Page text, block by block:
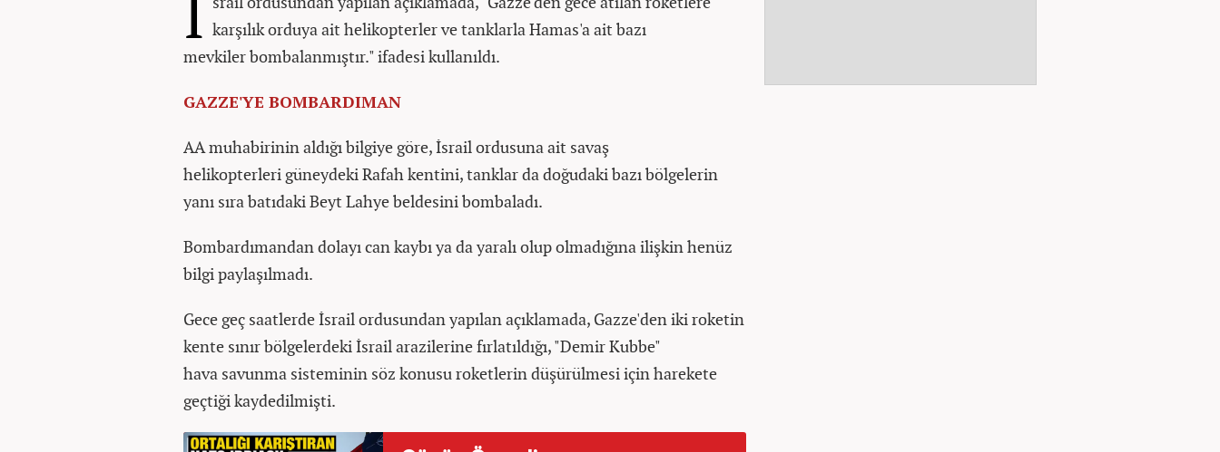
karşılık orduya ait helikopterler ve tanklarla Hamas'a ait bazı
mevkiler bombalanmıştır." ifadesi kullanıldı.
GAZZE'YE BOMBARDIMAN
AA muhabirinin aldığı bilgiye göre, İsrail ordusuna ait savaş
helikopterleri güneydeki Rafah kentini, tanklar da doğudaki bazı bölgelerin
yanı sıra batıdaki Beyt Lahye beldesini bombaladı.
Bombardımandan dolayı can kaybı ya da yaralı olup olmadığına ilişkin henüz
bilgi paylaşılmadı.
Gece geç saatlerde İsrail ordusundan yapılan açıklamada, Gazze'den iki roketin
kente sınır bölgelerdeki İsrail arazilerine fırlatıldığı, "Demir Kubbe"
hava savunma sisteminin söz konusu roketlerin düşürülmesi için harekete
geçtiği kaydedilmişti.